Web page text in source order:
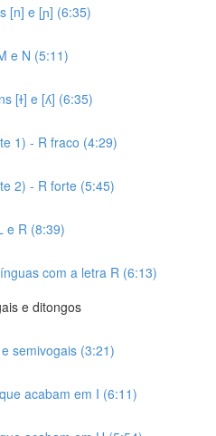
[n] e [ɲ] (6:35)
e N (5:11)
[ɫ] e [ʎ] (6:35)
1) - R fraco (4:29)
2) - R forte (5:45)
e R (8:39)
com a letra R (6:13)
e ditongos
semivogais (3:21)
acabam em I (6:11)